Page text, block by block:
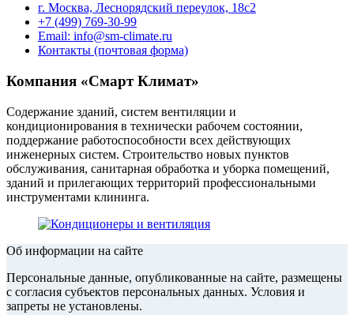
г. Москва, Леснорядский переулок, 18с2
+7 (499) 769-30-99
Email: info@sm-climate.ru
Контакты (почтовая форма)
Компания «Смарт Климат»
Содержание зданий, систем вентиляции и
кондиционирования в технически рабочем состоянии,
поддержание работоспособности всех действующих
инженерных систем. Строительство новых пунктов
обслуживания, санитарная обработка и уборка помещений,
зданий и прилегающих территорий профессиональными
инструментами клининга.
Об информации на сайте
Персональные данные, опубликованные на сайте, размещены
с согласия субъектов персональных данных. Условия и
запреты не установлены.